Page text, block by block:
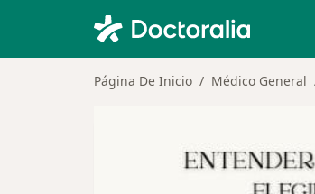
Página De Inicio Médico General